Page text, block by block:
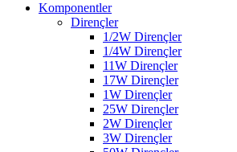
Komponentler
Dirençler
1/2W Dirençler
1/4W Dirençler
11W Dirençler
17W Dirençler
1W Dirençler
25W Dirençler
2W Dirençler
3W Dirençler